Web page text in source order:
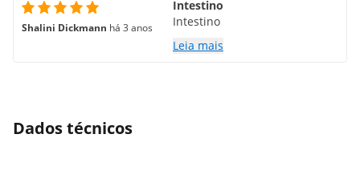
Shalini Dickmann há 3 anos
Intestino
Intestino
Leia mais
Dados técnicos